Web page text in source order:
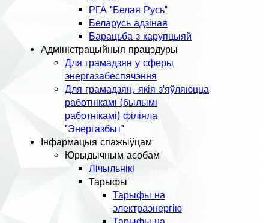
РГА "Белая Русь"
Беларусь адзіная
Барацьба з карупцыяй
Адміністрацыйныя працэдуры
Для грамадзян у сферы
энергазабеспячэння
Для грамадзян, якія з'яўляюцца
работнікамі (былымі
работнікамі) філіяла
"Энергазбыт"
Інфармацыя спажыўцам
Юрыдычным асобам
Лічыльнікі
Тарыфы
Тарыфы на
электраэнергію